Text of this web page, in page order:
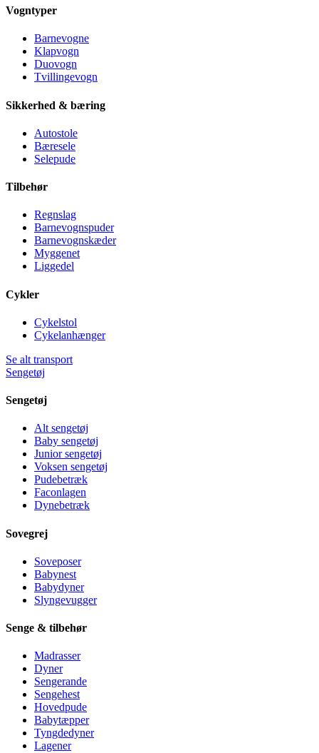
Vogntyper
Barnevogne
Klapvogn
Duovogn
Tvillingevogn
Sikkerhed & bæring
Autostole
Bæresele
Selepude
Tilbehør
Regnslag
Barnevognspuder
Barnevognskæder
Myggenet
Liggedel
Cykler
Cykelstol
Cykelanhænger
Se alt transport
Sengetøj
Sengetøj
Alt sengetøj
Baby sengetøj
Junior sengetøj
Voksen sengetøj
Pudebetræk
Faconlagen
Dynebetræk
Sovegrej
Soveposer
Babynest
Babydyner
Slyngevugger
Senge & tilbehør
Madrasser
Dyner
Sengerande
Sengehest
Hovedpude
Babytæpper
Tyngdedyner
Lagener